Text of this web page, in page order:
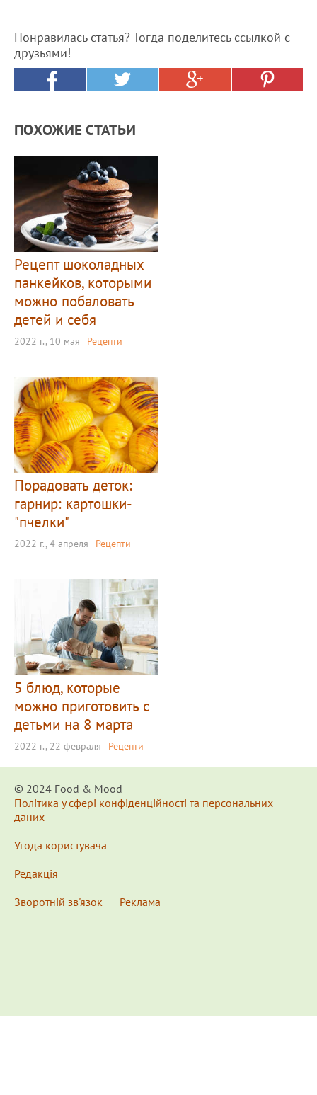
Понравилась статья? Тогда поделитесь ссылкой с
друзьями!
ПОХОЖИЕ СТАТЬИ
Рецепт шоколадных
панкейков, которыми
можно побаловать
детей и себя
2022 г., 10 мая Рецепти
Порадовать деток:
гарнир: картошки-
"пчелки"
2022 г., 4 апреля Рецепти
5 блюд, которые
можно приготовить с
детьми на 8 марта
2022 г., 22 февраля Рецепти
© 2024 Food & Мood
Політика у сфері конфіденційності та персональних
даних
Угода користувача
Редакція
Зворотній зв'язок
Реклама